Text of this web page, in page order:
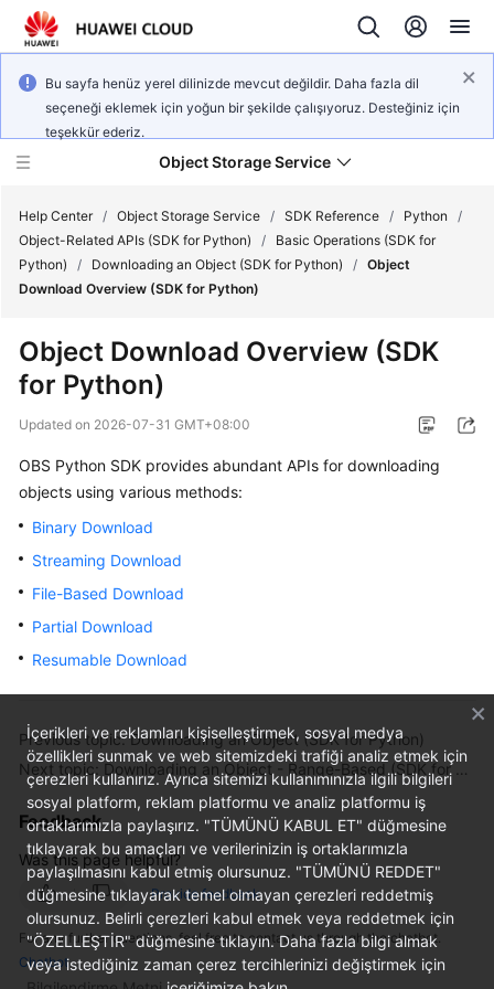
Bu sayfa henüz yerel dilinizde mevcut değildir. Daha fazla dil
seçeneği eklemek için yoğun bir şekilde çalışıyoruz. Desteğiniz için
teşekkür ederiz.
Object Storage Service
What's
Product
Notices
Service
Overview
Getting
Started
User
Guide
Configuration
Guide
Tools
Guide
Best
Practices
API
Reference
Help Center / Object Storage Service / SDK Reference / Python
/
Object-Related APIs (SDK for Python)
/
Basic Operations (SDK for
Python)
/ Downloading an Object (SDK for Python) / Object
Download Overview (SDK for Python)
Object Download Overview (SDK
for Python)
Updated on 2026-07-31 GMT+08:00
OBS Python SDK provides abundant APIs for downloading
objects using various methods:
Binary Download
Streaming Download
File-Based Download
Partial Download
Resumable Download
Previous topic: Downloading an Object (SDK for Python)
Feedback
Was this page helpful?
Provide feedback
For any further questions, feel free to contact us through the chatbot.
Chatbot
İçerikleri ve reklamları kişiselleştirmek, sosyal medya
özellikleri sunmak ve web sitemizdeki trafiği analiz etmek için
çerezleri kullanırız. Ayrıca sitemizi kullanımınızla ilgili bilgileri
sosyal platform, reklam platformu ve analiz platformu iş
ortaklarımızla paylaşırız. "TÜMÜNÜ KABUL ET" düğmesine
tıklayarak bu amaçları ve verilerinizin iş ortaklarımızla
paylaşılmasını kabul etmiş olursunuz. "TÜMÜNÜ REDDET"
düğmesine tıklayarak temel olmayan çerezleri reddetmiş
olursunuz. Belirli çerezleri kabul etmek veya reddetmek için
"ÖZELLEŞTİR" düğmesine tıklayın. Daha fazla bilgi almak
veya istediğiniz zaman çerez tercihlerinizi değiştirmek için